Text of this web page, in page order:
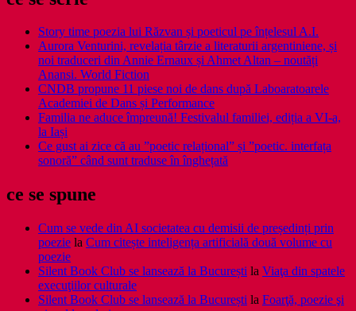
Story time poezia lui Răzvan și poeticul pe înțelesul A.I.
Aurora Venturini, revelația târzie a literaturii argentiniene, și
noi traduceri din Annie Ernaux și Ahmet Altan – noutăți
Anansi. World Fiction
CNDB propune 11 piese noi de dans după Laboaratoarele
Academiei de Dans și Performance
Familia ne aduce împreună! Festivalul familiei, ediția a VI-a,
la Iași
Ce gust ai zice că au ”poetic relațional” și ”poetic. interfața
sonoră” când sunt traduse în înghețată
ce se spune
Cum se vede din AI societatea cu demisii de președinți prin
poezie la Cum citește inteligența artificială două volume cu
poezie
Silent Book Club se lansează la București la Viaţa din spatele
execuţiilor culturale
Silent Book Club se lansează la București la Foarţă, poezie şi